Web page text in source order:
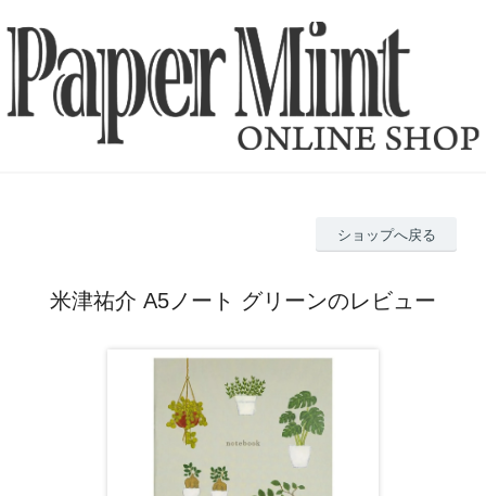
ショップへ戻る
米津祐介 A5ノート グリーンのレビュー